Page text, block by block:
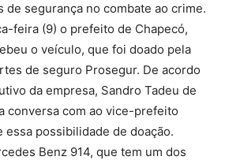
de segurança no combate ao crime.
feira (9) o prefeito de Chapecó,
o veículo, que foi doado pela
de seguro Prosegur. De acordo
da empresa, Sandro Tadeu de
conversa com ao vice-prefeito
essa possibilidade de doação.
Benz 914, que tem um dos